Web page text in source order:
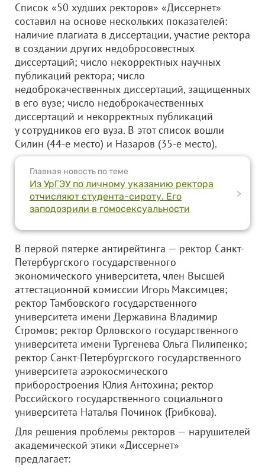
Список «50 худших ректоров» «Диссернет»
составил на основе нескольких показателей:
наличие плагиата в диссертации, участие ректора
в создании других недобросовестных
диссертаций; число некорректных научных
публикаций ректора; число
недоброкачественных диссертаций, защищенных
в его вузе; число недоброкачественных
диссертаций и некорректных публикаций
у сотрудников его вуза. В этот список вошли
Силин (44-е место) и Назаров (35-е место).
Главная новость по теме
Из УрГЭУ по личному указанию ректора
отчисляют студента-сироту. Его
заподозрили в гомосексуальности
>
В первой пятерке антирейтинга — ректор Санкт-
Петербургского государственного
экономического университета, член Высшей
аттестационной комиссии Игорь Максимцев;
ректор Тамбовского государственного
университета имени Державина Владимир
Стромов; ректор Орловского государственного
университета имени Тургенева Ольга Пилипенко;
ректор Санкт-Петербургского государственного
университета аэрокосмического
приборостроения Юлия Антохина; ректор
Российского государственного социального
университета Наталья Починок (Грибкова).
Для решения проблемы ректоров — нарушителей
академической этики «Диссернет»
предлагает: